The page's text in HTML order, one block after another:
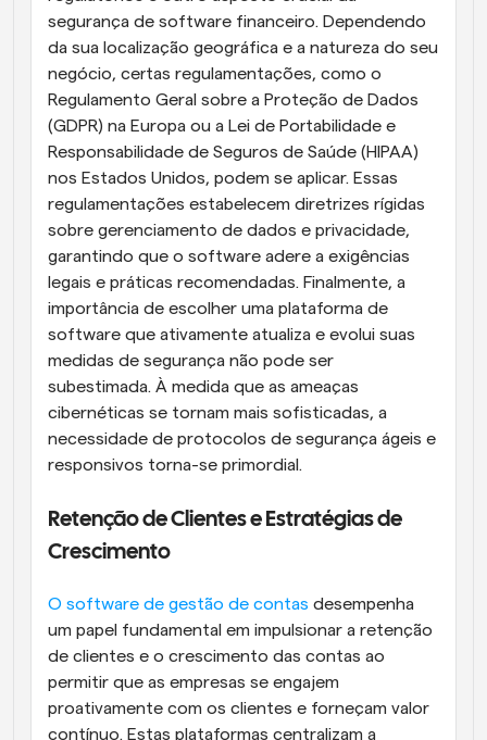
segurança de software financeiro. Dependendo
da sua localização geográfica e a natureza do seu
negócio, certas regulamentações, como o
Regulamento Geral sobre a Proteção de Dados
(GDPR) na Europa ou a Lei de Portabilidade e
Responsabilidade de Seguros de Saúde (HIPAA)
nos Estados Unidos, podem se aplicar. Essas
regulamentações estabelecem diretrizes rígidas
sobre gerenciamento de dados e privacidade,
garantindo que o software adere a exigências
legais e práticas recomendadas. Finalmente, a
importância de escolher uma plataforma de
software que ativamente atualiza e evolui suas
medidas de segurança não pode ser
subestimada. À medida que as ameaças
cibernéticas se tornam mais sofisticadas, a
necessidade de protocolos de segurança ágeis e
responsivos torna-se primordial.
Retenção de Clientes e Estratégias de
Crescimento
O software de gestão de contas desempenha
um papel fundamental em impulsionar a retenção
de clientes e o crescimento das contas ao
permitir que as empresas se engajem
proativamente com os clientes e forneçam valor
contínuo. Estas plataformas centralizam a